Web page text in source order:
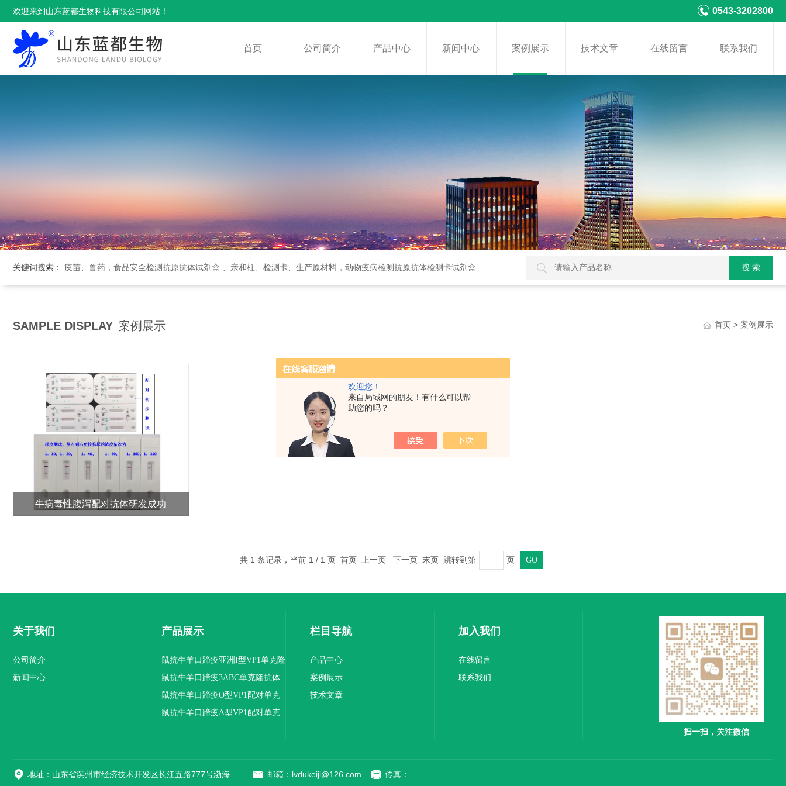
欢迎您！
来自局域网的朋友！有什么可以帮
助您的吗？
欢迎来到山东蓝都生物科技有限公司网站！ 0543-3202800
首页 公司简介 产品中心 新闻中心 案例展示 技术文章 在线留言 联系我们
关键词搜索： 疫苗、兽药，食品安全检测抗原抗体试剂盒 、亲和柱、检测卡、生产原材料，动物疫病检测抗原抗体检测卡试剂盒
SAMPLE DISPLAY 案例展示 首页 > 案例展示
牛病毒性腹泻配对抗体研发成功
同一类型，质地纯一，而且它是针对某一
等产品。【配对抗体】：3D7/4F6，任何
存】：-20℃，避免反复冻融【抗原】分别
共 1 条记录，当前 1 / 1 页 首页 上一页 下一页 末页 跳转到第 页
关于我们
公司简介
新闻中心
产品展示
鼠抗牛羊口蹄疫亚洲I型VP1单克隆
抗体
鼠抗牛羊口蹄疫3ABC单克隆抗体
鼠抗牛羊口蹄疫O型VP1配对单克
隆抗体
鼠抗牛羊口蹄疫A型VP1配对单克
栏目导航
产品中心
案例展示
技术文章
加入我们
在线留言
联系我们
扫一扫，关注微信
邮箱：lvdukeiji@126.com 传真：